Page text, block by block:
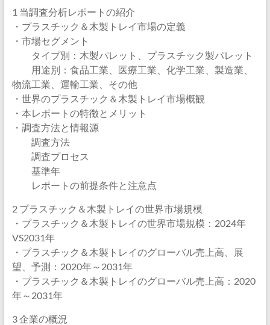
1 当調査分析レポートの紹介
・プラスチック＆木製トレイ市場の定義
・市場セグメント
タイプ別：木製パレット、プラスチック製パレット
用途別：食品工業、医療工業、化学工業、製造業、
物流工業、運輸工業、その他
・世界のプラスチック＆木製トレイ市場概観
・本レポートの特徴とメリット
・調査方法と情報源
調査方法
調査プロセス
基準年
レポートの前提条件と注意点
2 プラスチック＆木製トレイの世界市場規模
・プラスチック＆木製トレイの世界市場規模：2024年
VS2031年
・プラスチック＆木製トレイのグローバル売上高、展
望、予測：2020年～2031年
・プラスチック＆木製トレイのグローバル売上高：2020
年～2031年
3 企業の概況